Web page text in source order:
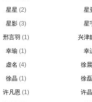
星星 (2)
星
星影 (3)
星
邢言羽 (1)
兴津
幸瑜 (1)
幸
虚名 (4)
徐
徐晶 (1)
徐
许凡恩 (1)
许